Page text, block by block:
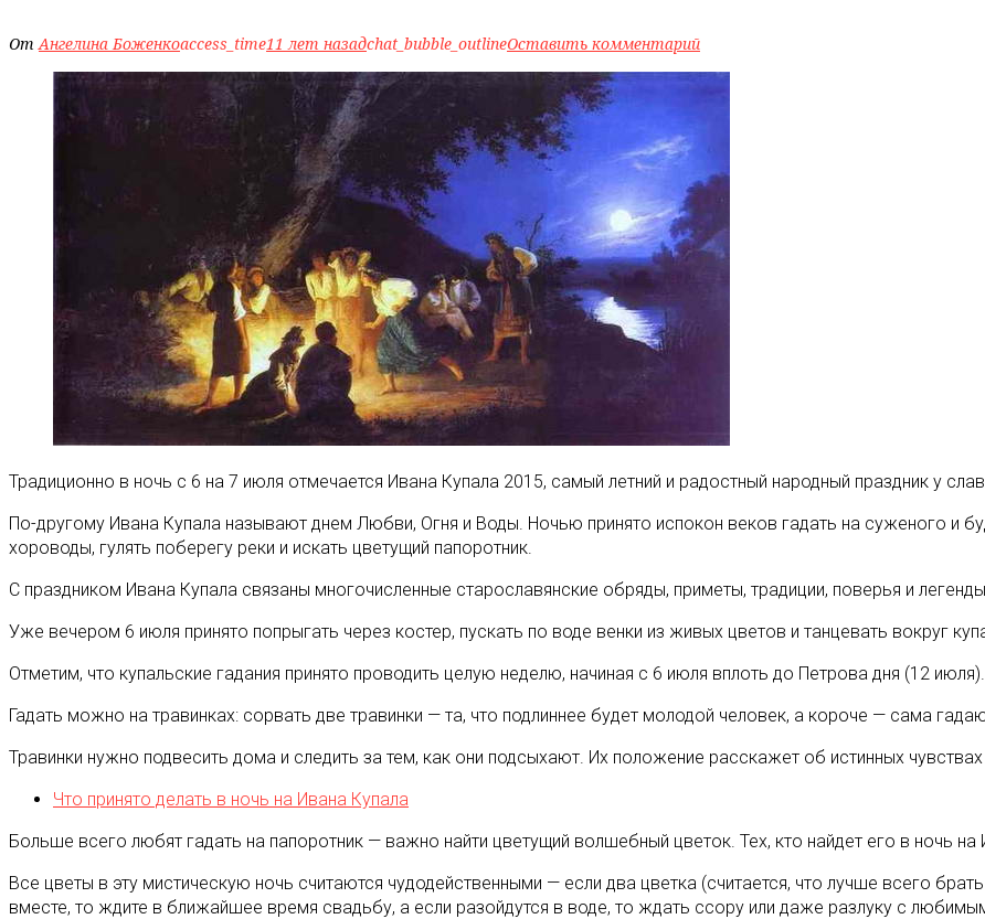
ОтАнгелина Боженкоaccess_time11 лет назадchat_bubble_outlineОставить комментарий
Традиционно в ночь с 6 на 7 июля отмечается Ивана Купала 2015, самый летний и радостный народный праздник у
По-другому Ивана Купала называют днем Любви, Огня и Воды. Ночью принято испокон веков гадать на суженого и
хороводы, гулять поберегу реки и искать цветущий папоротник.
С праздником Ивана Купала связаны многочисленные старославянские обряды, приметы, традиции, поверья и
Уже вечером 6 июля принято попрыгать через костер, пускать по воде венки из живых цветов и танцевать вокруг
Отметим, что купальские гадания принято проводить целую неделю, начиная с 6 июля вплоть до Петрова дня (12 июля).
Гадать можно на травинках: сорвать две травинки — та, что подлиннее будет молодой человек, а короче — сама
Травинки нужно подвесить дома и следить за тем, как они подсыхают. Их положение расскажет об истинных
Что принято делать в ночь на Ивана Купала
Больше всего любят гадать на папоротник — важно найти цветущий волшебный цветок. Тех, кто найдет его в ночь
Все цветы в эту мистическую ночь считаются чудодейственными — если два цветка (считается, что лучше всего
вместе, то ждите в ближайшее время свадьбу, а если разойдутся в воде, то ждать ссору или даже разлуку с